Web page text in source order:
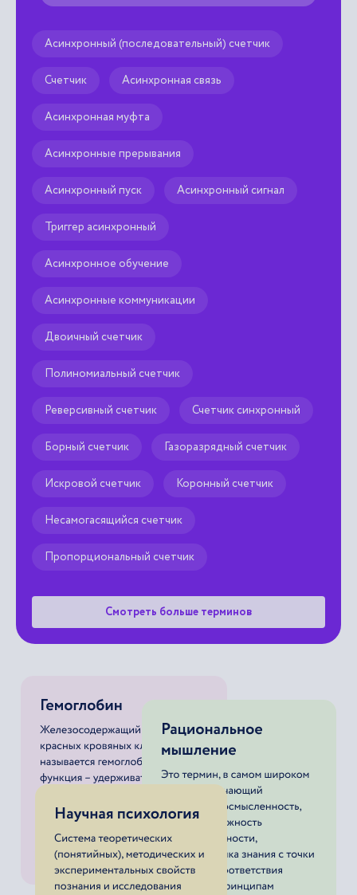
Асинхронный (последовательный) счетчик
Счетчик Асинхронная связь
Асинхронная муфта
Асинхронные прерывания
Асинхронный пуск Асинхронный сигнал
Триггер асинхронный
Асинхронное обучение
Асинхронные коммуникации
Двоичный счетчик
Полиномиальный счетчик
Реверсивный счетчик Счетчик синхронный
Борный счетчик Газоразрядный счетчик
Искровой счетчик Коронный счетчик
Несамогасящийся счетчик
Пропорциональный счетчик
Смотреть больше терминов